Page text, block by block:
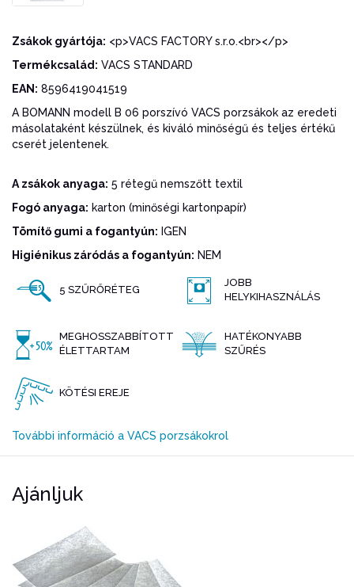
Zsákok gyártója: <p>VACS FACTORY s.r.o.<br></p>
Termékcsalád: VACS STANDARD
EAN: 8596419041519
A BOMANN modell B 06 porszívó VACS porzsákok az eredeti
másolataként készülnek, és kiváló minőségű és teljes értékű
cserét jelentenek.
A zsákok anyaga: 5 rétegű nemszőtt textil
Fogó anyaga: karton (minőségi kartonpapír)
Tömítő gumi a fogantyún: IGEN
Higiénikus záródás a fogantyún: NEM
5 SZŰRŐRÉTEG
JOBB
HELYKIHASZNÁLÁS
MEGHOSSZABBÍTOTT
ÉLETTARTAM
HATÉKONYABB
SZŰRÉS
KÖTÉSI EREJE
További információ a VACS porzsákokrol
Ajánljuk